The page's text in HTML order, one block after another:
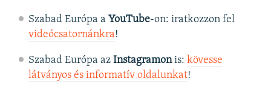
Szabad Európa a YouTube-on: iratkozzon fel
videócsatornánkra!
Szabad Európa az Instagramonis: kövesse
látványos és informatív oldalunkat! ​